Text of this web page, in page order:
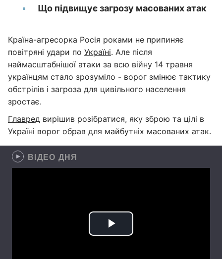
Що підвищує загрозу масованих атак
Країна-агресорка Росія роками не припиняє
повітряні удари по Україні. Але після
наймасштабнішої атаки за всю війну 14 травня
українцям стало зрозуміло - ворог змінює тактику
обстрілів і загроза для цивільного населення
зростає.
Главред вирішив розібратися, яку зброю та цілі в
Україні ворог обрав для майбутніх масованих атак.
ВІДЕО ДНЯ